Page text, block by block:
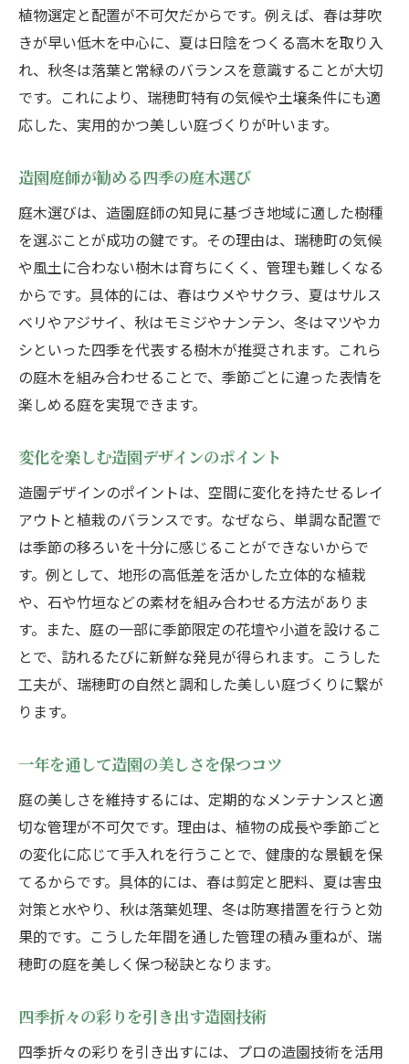
植物選定と配置が不可欠だからです。例えば、春は芽吹
きが早い低木を中心に、夏は日陰をつくる高木を取り入
れ、秋冬は落葉と常緑のバランスを意識することが大切
です。これにより、瑞穂町特有の気候や土壌条件にも適
応した、実用的かつ美しい庭づくりが叶います。
造園庭師が勧める四季の庭木選び
庭木選びは、造園庭師の知見に基づき地域に適した樹種
を選ぶことが成功の鍵です。その理由は、瑞穂町の気候
や風土に合わない樹木は育ちにくく、管理も難しくなる
からです。具体的には、春はウメやサクラ、夏はサルス
ベリやアジサイ、秋はモミジやナンテン、冬はマツやカ
シといった四季を代表する樹木が推奨されます。これら
の庭木を組み合わせることで、季節ごとに違った表情を
楽しめる庭を実現できます。
変化を楽しむ造園デザインのポイント
造園デザインのポイントは、空間に変化を持たせるレイ
アウトと植栽のバランスです。なぜなら、単調な配置で
は季節の移ろいを十分に感じることができないからで
す。例として、地形の高低差を活かした立体的な植栽
や、石や竹垣などの素材を組み合わせる方法がありま
す。また、庭の一部に季節限定の花壇や小道を設けるこ
とで、訪れるたびに新鮮な発見が得られます。こうした
工夫が、瑞穂町の自然と調和した美しい庭づくりに繋が
ります。
一年を通して造園の美しさを保つコツ
庭の美しさを維持するには、定期的なメンテナンスと適
切な管理が不可欠です。理由は、植物の成長や季節ごと
の変化に応じて手入れを行うことで、健康的な景観を保
てるからです。具体的には、春は剪定と肥料、夏は害虫
対策と水やり、秋は落葉処理、冬は防寒措置を行うと効
果的です。こうした年間を通した管理の積み重ねが、瑞
穂町の庭を美しく保つ秘訣となります。
四季折々の彩りを引き出す造園技術
四季折々の彩りを引き出すには、プロの造園技術を活用